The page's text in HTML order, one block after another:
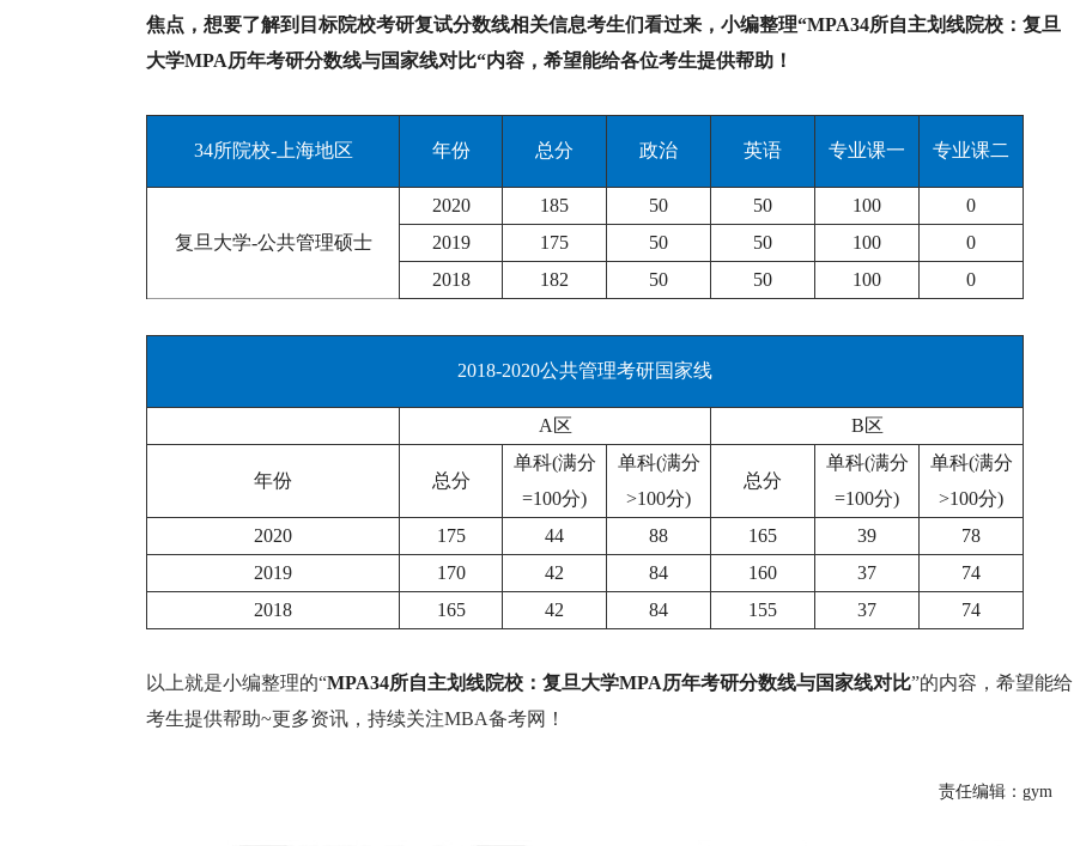
焦点，想要了解到目标院校考研复试分数线相关信息考生们看过来，小编整理“MPA34所自主划线院校：复旦
大学MPA历年考研分数线与国家线对比“内容，希望能给各位考生提供帮助！
34所院校-上海地区 年份 总分 政治 英语 专业课一 专业课二
复旦大学-公共管理硕士
2020 185 50 50 100
0
2019
175 50 50 100
0
2018
182 50 50 100 0
2018-2020公共管理考研国家线
A区 B区
年份 总分
单科(满分
=100分)
单科(满分
>100分)
总分
单科(满分
=100分)
单科(满分
>100分)
2020
175 44 88 165 39
78
2019
170 42 84 160 37
74
2018
165 42 84 155 37 74
以上就是小编整理的“MPA34所自主划线院校： 复旦大学MPA历年考研分数线与国家线对比”的内容，希望能给
考生提供帮助~更多资讯，持续关注MBA备考网！
责任编辑：gym